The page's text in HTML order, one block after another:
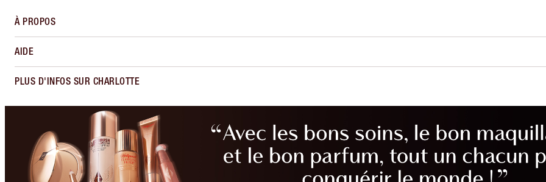
À PROPOS
AIDE
PLUS D'INFOS SUR CHARLOTTE